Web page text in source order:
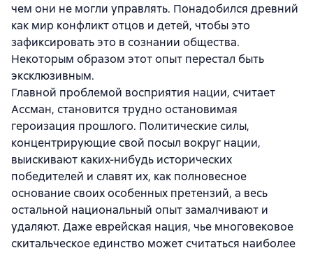
чем они не могли управлять. Понадобился древний
как мир конфликт отцов и детей, чтобы это
зафиксировать это в сознании общества.
Некоторым образом этот опыт перестал быть
эксклюзивным.
Главной проблемой восприятия нации, считает
Ассман, становится трудно остановимая
героизация прошлого. Политические силы,
концентрирующие свой посыл вокруг нации,
выискивают каких-нибудь исторических
победителей и славят их, как полновесное
основание своих особенных претензий, а весь
остальной национальный опыт замалчивают и
удаляют. Даже еврейская нация, чье многовековое
скитальческое единство может считаться наиболее